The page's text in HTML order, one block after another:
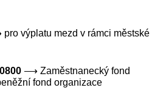
výplatu mezd v rámci městské
⟶ Zaměstnanecký fond
fond organizace